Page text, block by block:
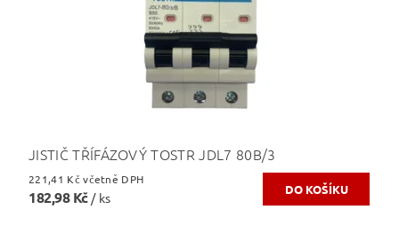
JISTIČ TŘÍFÁZOVÝ TOSTR JDL7 80B/3
221,41 Kč včetně DPH
182,98 Kč / ks